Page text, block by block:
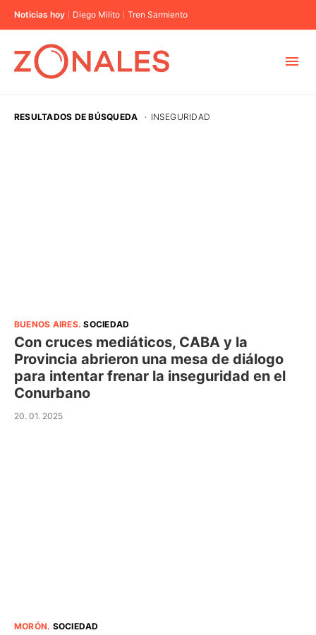
Noticias hoy Diego Milito Tren Sarmiento
RESULTADOS DE BÚSQUEDA · INSEGURIDAD
BUENOS AIRES.SOCIEDAD
Con cruces mediáticos, CABA y la
Provincia abrieron una mesa de diálogo
para intentar frenar la inseguridad en el
Conurbano
20. 01. 2025
MORÓN. SOCIEDAD